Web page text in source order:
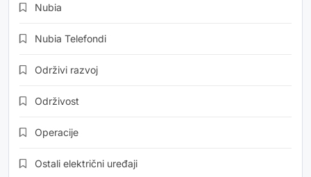
Nubia
Nubia Telefondi
Održivi razvoj
Održivost
Operacije
Ostali električni uređaji